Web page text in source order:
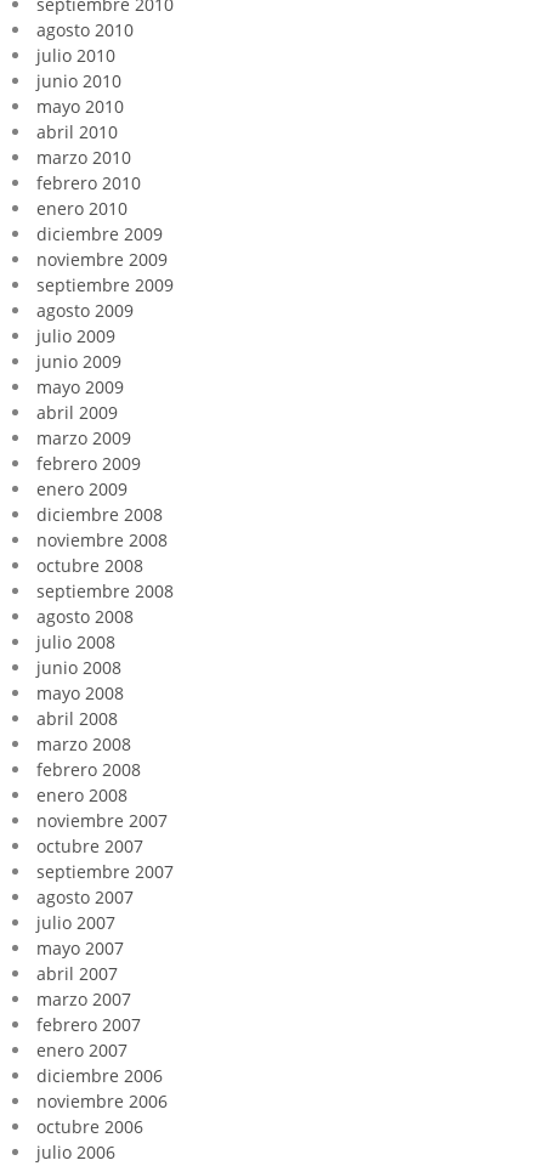
septiembre 2010
agosto 2010
julio 2010
junio 2010
mayo 2010
abril 2010
marzo 2010
febrero 2010
enero 2010
diciembre 2009
noviembre 2009
septiembre 2009
agosto 2009
julio 2009
junio 2009
mayo 2009
abril 2009
marzo 2009
febrero 2009
enero 2009
diciembre 2008
noviembre 2008
octubre 2008
septiembre 2008
agosto 2008
julio 2008
junio 2008
mayo 2008
abril 2008
marzo 2008
febrero 2008
enero 2008
noviembre 2007
octubre 2007
septiembre 2007
agosto 2007
julio 2007
mayo 2007
abril 2007
marzo 2007
febrero 2007
enero 2007
diciembre 2006
noviembre 2006
octubre 2006
julio 2006